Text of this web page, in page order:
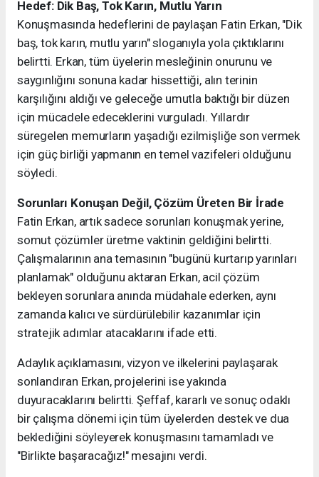
​Hedef: Dik Baş, Tok Karın, Mutlu Yarın
​Konuşmasında hedeflerini de paylaşan Fatin Erkan, "Dik
baş, tok karın, mutlu yarın" sloganıyla yola çıktıklarını
belirtti. Erkan, tüm üyelerin mesleğinin onurunu ve
saygınlığını sonuna kadar hissettiği, alın terinin
karşılığını aldığı ve geleceğe umutla baktığı bir düzen
için mücadele edeceklerini vurguladı. Yıllardır
süregelen memurların yaşadığı ezilmişliğe son vermek
için güç birliği yapmanın en temel vazifeleri olduğunu
söyledi.
​Sorunları Konuşan Değil, Çözüm Üreten Bir İrade
​Fatin Erkan, artık sadece sorunları konuşmak yerine,
somut çözümler üretme vaktinin geldiğini belirtti.
Çalışmalarının ana temasının "bugünü kurtarıp yarınları
planlamak" olduğunu aktaran Erkan, acil çözüm
bekleyen sorunlara anında müdahale ederken, aynı
zamanda kalıcı ve sürdürülebilir kazanımlar için
stratejik adımlar atacaklarını ifade etti.
​Adaylık açıklamasını, vizyon ve ilkelerini paylaşarak
sonlandıran Erkan, projelerini ise yakında
duyuracaklarını belirtti. Şeffaf, kararlı ve sonuç odaklı
bir çalışma dönemi için tüm üyelerden destek ve dua
beklediğini söyleyerek konuşmasını tamamladı ve
"Birlikte başaracağız!" mesajını verdi.